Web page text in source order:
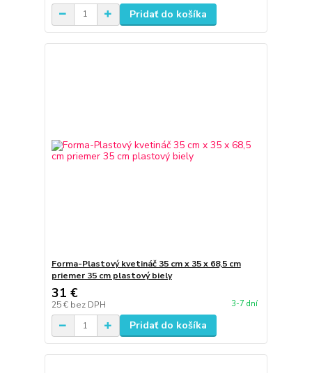
Pridať do košíka
Forma-Plastový kvetináč 35 cm x 35 x 68,5 cm
priemer 35 cm plastový biely
31 €
25 € bez DPH 3-7 dní
Pridať do košíka